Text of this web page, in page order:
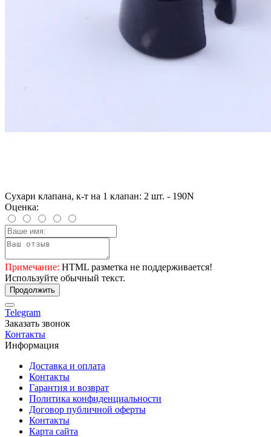
Сухари клапана, к-т на 1 клапан: 2 шт. - 190N
Оценка:
Примечание: HTML разметка не поддерживается!
Используйте обычный текст.
Продолжить
Telegram
Заказать звонок
Контакты
Информация
Доставка и оплата
Контакты
Гарантия и возврат
Политика конфиденциальности
Договор публичной оферты
Контакты
Карта сайта